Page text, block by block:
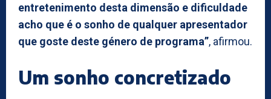
entretenimento desta dimensão e dificuldade
acho que é o sonho de qualquer apresentador
que goste deste género de programa”, afirmou.
Um sonho concretizado